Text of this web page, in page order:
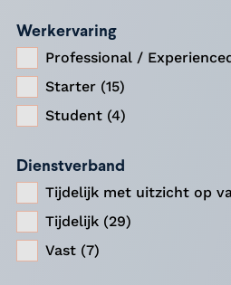
Werkervaring
Professional /
Starter (15)
Student (4)
Dienstverband
Tijdelijk met uitzicht op
Tijdelijk (29)
Vast (7)